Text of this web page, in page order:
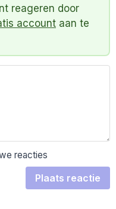
reageren door
account aan te
reacties
Plaats reactie